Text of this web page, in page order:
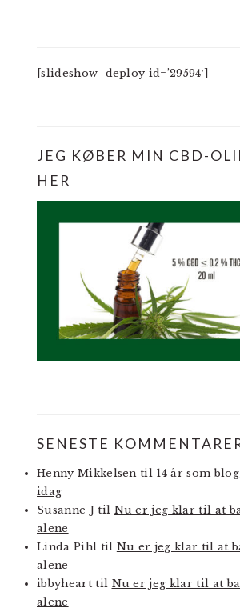
[slideshow_deploy id=’29594′]
JEG KØBER MIN CBD-
HER
SENESTE
Henny Mikkelsen til 14 år som
idag
Susanne Jtil Nu er jeg klar til at
alene
Linda Pihl til Nu er jeg klar til at
alene
ibbyhearttil Nu er jeg klar til at
alene